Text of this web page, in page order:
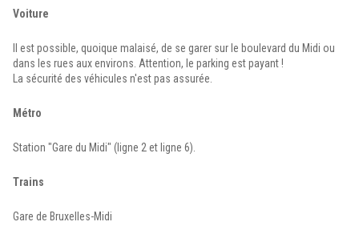
Voiture
Il est possible, quoique malaisé, de se garer sur le boulevard du Midi ou
dans les rues aux environs. Attention, le parking est payant !
La sécurité des véhicules n'est pas assurée.
Métro
Station "Gare du Midi" (ligne 2 et ligne 6).
Trains
Gare de Bruxelles-Midi